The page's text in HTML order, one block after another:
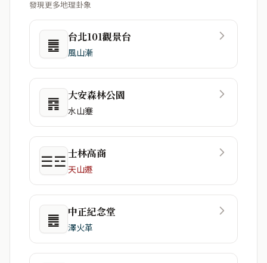
發現更多地理卦象
䷌ 台北101觀景台
風山漸
䷴ 大安森林公園
水山蹇
☰☲士林高商
天山遯
䷌ 中正紀念堂
澤火革